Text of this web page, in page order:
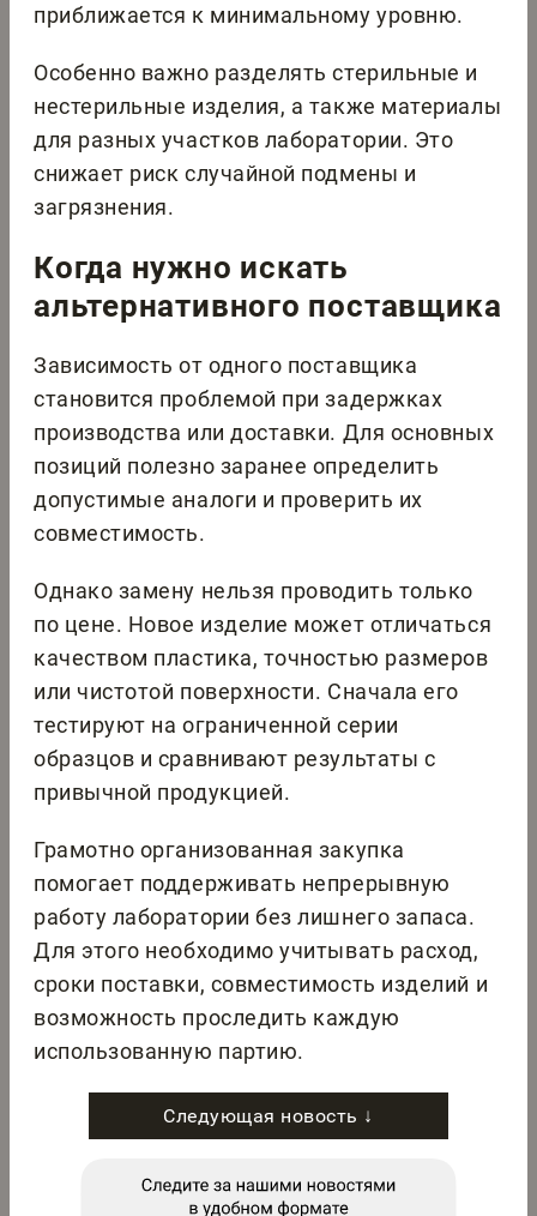
приближается к минимальному уровню.
Особенно важно разделять стерильные и
нестерильные изделия, а также материалы
для разных участков лаборатории. Это
снижает риск случайной подмены и
загрязнения.
Когда нужно искать
альтернативного поставщика
Зависимость от одного поставщика
становится проблемой при задержках
производства или доставки. Для основных
позиций полезно заранее определить
допустимые аналоги и проверить их
совместимость.
Однако замену нельзя проводить только
по цене. Новое изделие может отличаться
качеством пластика, точностью размеров
или чистотой поверхности. Сначала его
тестируют на ограниченной серии
образцов и сравнивают результаты с
привычной продукцией.
Грамотно организованная закупка
помогает поддерживать непрерывную
работу лаборатории без лишнего запаса.
Для этого необходимо учитывать расход,
сроки поставки, совместимость изделий и
возможность проследить каждую
использованную партию.
Следующая новость ↓